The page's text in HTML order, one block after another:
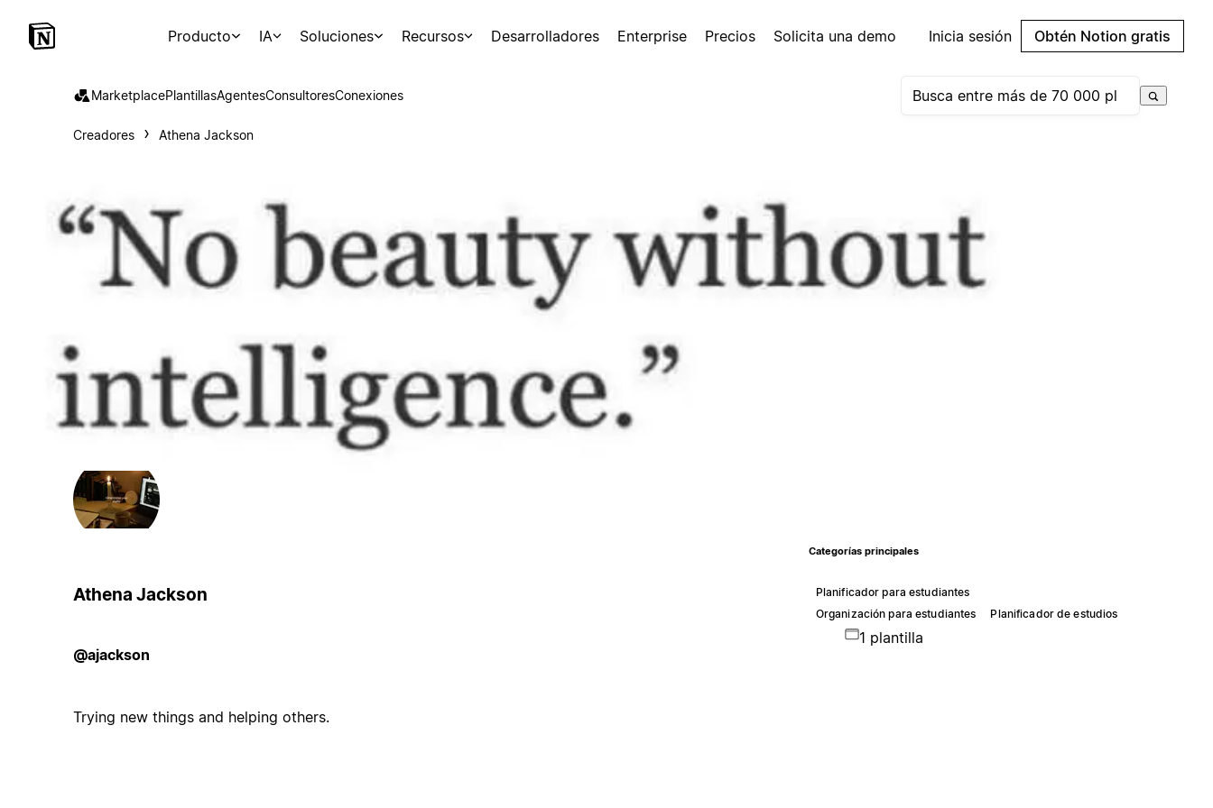
Producto IA Soluciones Recursos Desarrolladores Enterprise Precios Solicita una demo Inicia sesión Obtén Notion gratis
MarketplacePlantillasAgentesConsultoresConexiones
Creadores Athena Jackson
Athena Jackson
@ajackson
Trying new things and helping others.
Categorías principales
Planificador para estudiantes
Organización para estudiantes
Planificador de estudios
1 plantilla